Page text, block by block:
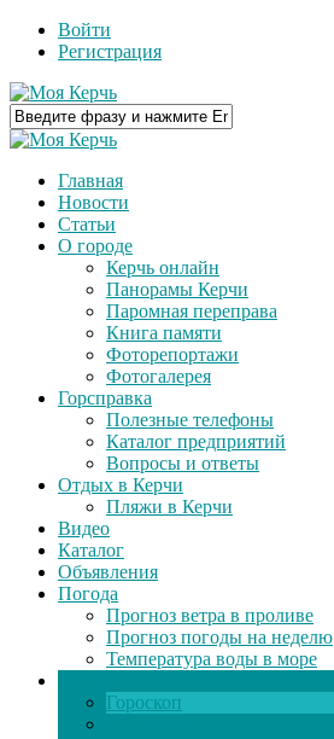
Войти
Регистрация
Главная
Новости
Статьи
О городе
Керчь онлайн
Панорамы Керчи
Паромная переправа
Книга памяти
Фоторепортажи
Фотогалерея
Горсправка
Полезные телефоны
Каталог предприятий
Вопросы и ответы
Отдых в Керчи
Пляжи в Керчи
Видео
Каталог
Объявления
Погода
Прогноз ветра в проливе
Прогноз погоды на неделю
Температура воды в море
Гороскоп